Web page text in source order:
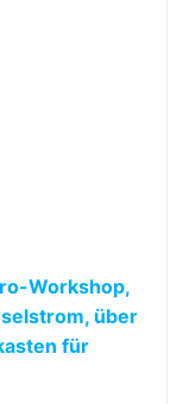
Workshop,
über
für